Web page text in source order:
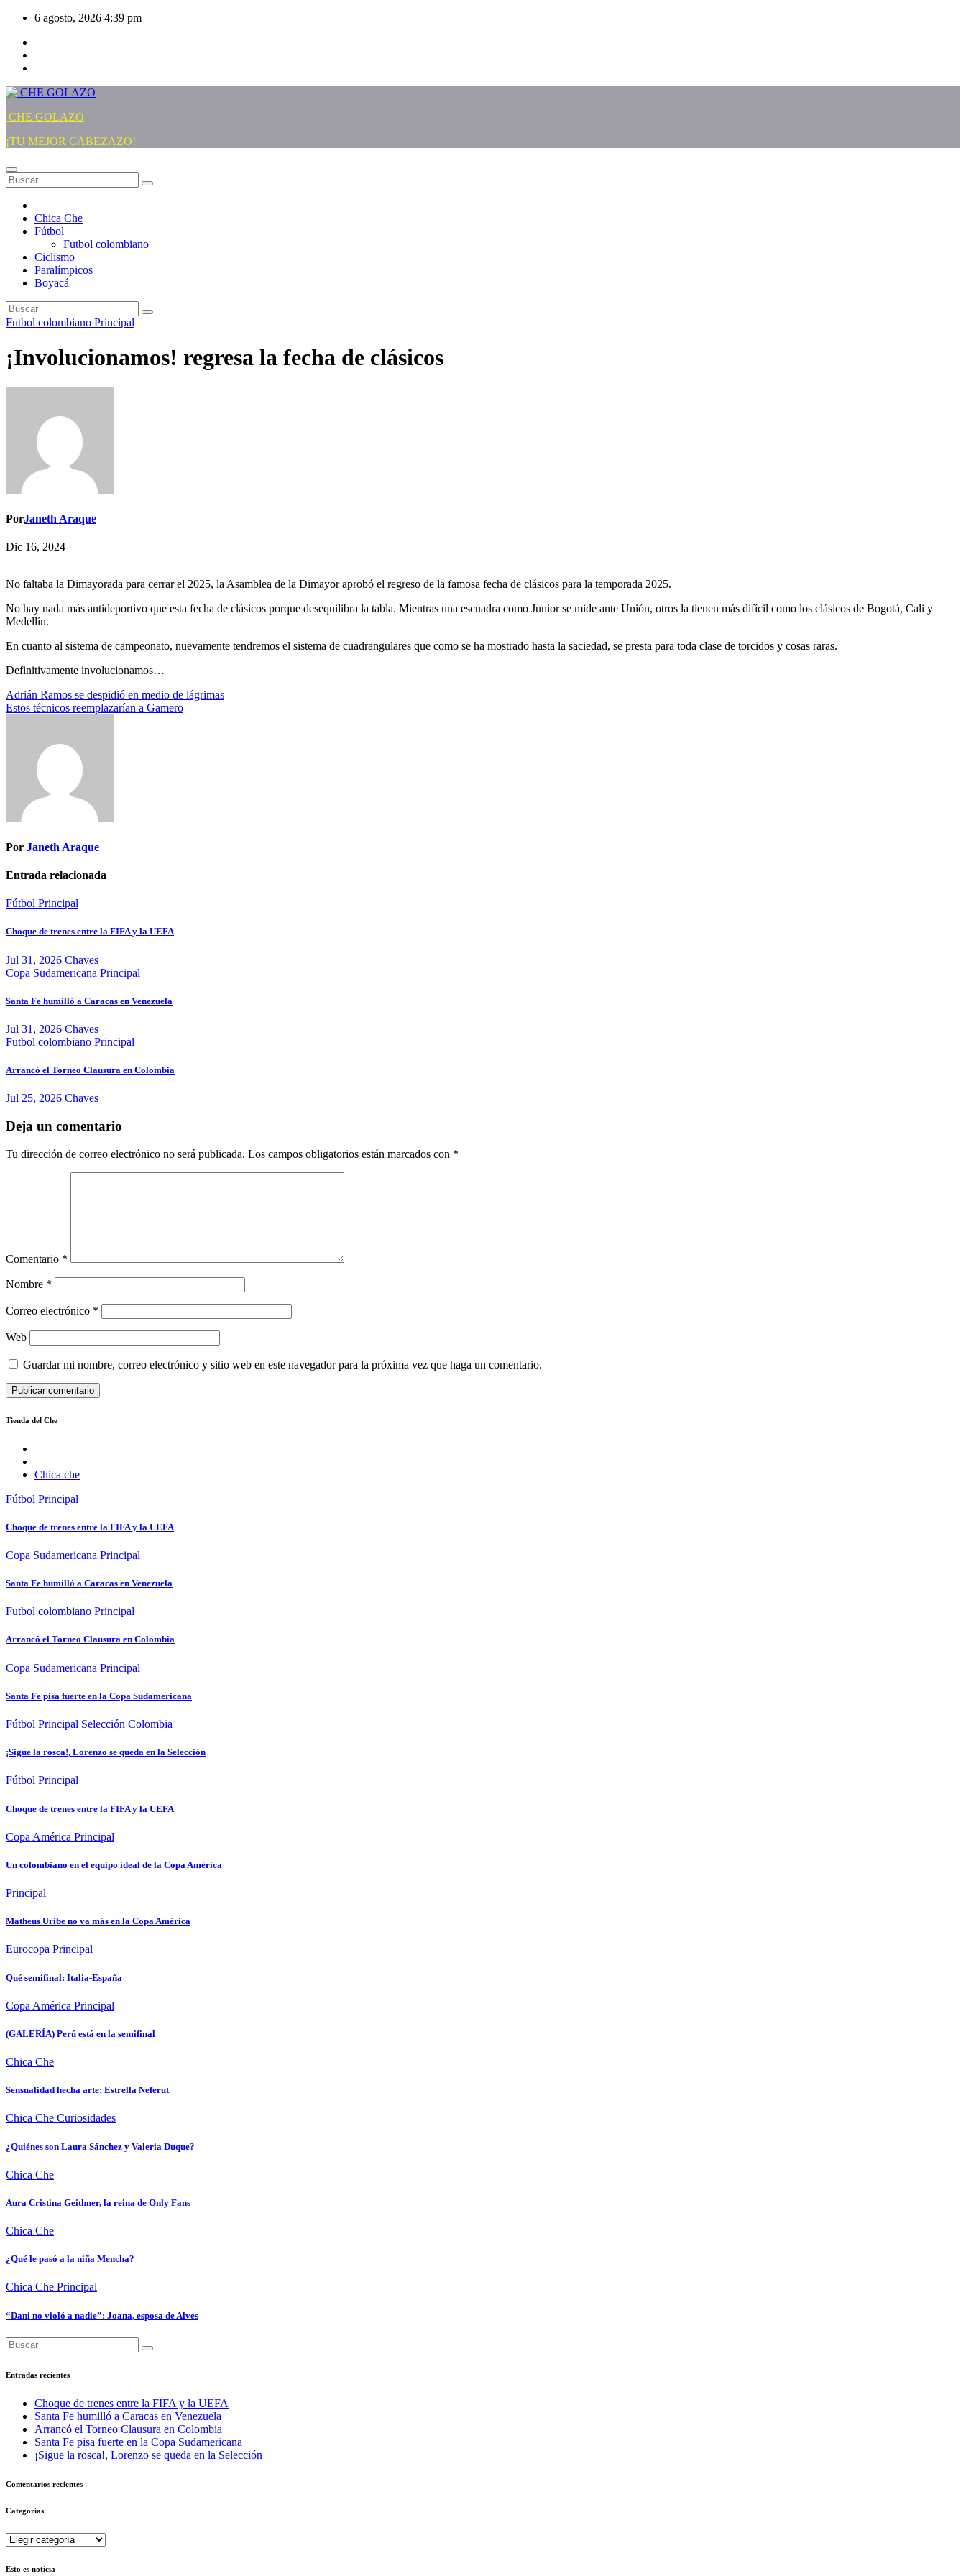
Saltar
contenido
6 agosto, 2026 4:39 pm
CHE GOLAZO
¡TU MEJOR CABEZAZO!
Chica Che
Fútbol
Futbol colombiano
Ciclismo
Paralímpicos
Boyacá
Futbol colombiano Principal
¡Involucionamos! regresa la fecha de clásicos
PorJaneth Araque
Dic 16, 2024
No faltaba la Dimayorada para cerrar el 2025, la Asamblea de la Dimayor aprobó el regreso de la famosa fecha de clásicos para la temporada 2025.
No hay nada más antideportivo que esta fecha de clásicos porque desequilibra la tabla. Mientras una escuadra como Junior se mide ante Unión, otros la tienen más difícil como los clásicos de Bogotá, Cali y
Medellín.
En cuanto al sistema de campeonato, nuevamente tendremos el sistema de cuadrangulares que como se ha mostrado hasta la saciedad, se presta para toda clase de torcidos y cosas raras.
Definitivamente involucionamos…
Navegación
de
Adrián Ramos se despidió en medio de lágrimas
Estos técnicos reemplazarían a Gamero
Por Janeth Araque
Entrada relacionada
Fútbol Principal
Choque de trenes entre la FIFA y la UEFA
Jul 31, 2026 Chaves
Copa Sudamericana Principal
Santa Fe humilló a Caracas en Venezuela
Jul 31, 2026 Chaves
Futbol colombiano Principal
Arrancó el Torneo Clausura en Colombia
Jul 25, 2026 Chaves
Deja un comentario
Tu dirección de correo electrónico no será publicada. Los campos obligatorios están marcados con *
Comentario *
Nombre *
Correo electrónico *
Web
Guardar mi nombre, correo electrónico y sitio web en este navegador para la próxima vez que haga un comentario.
Tienda del Che
Chica che
Fútbol Principal
Choque de trenes entre la FIFA y la UEFA
Copa Sudamericana Principal
Santa Fe humilló a Caracas en Venezuela
Futbol colombiano Principal
Arrancó el Torneo Clausura en Colombia
Copa Sudamericana Principal
Santa Fe pisa fuerte en la Copa Sudamericana
Fútbol Principal Selección Colombia
¡Sigue la rosca!, Lorenzo se queda en la Selección
Fútbol Principal
Choque de trenes entre la FIFA y la UEFA
Copa América Principal
Un colombiano en el equipo ideal de la Copa América
Principal
Matheus Uribe no va más en la Copa América
Eurocopa Principal
Qué semifinal: Italia-España
Copa América Principal
(GALERÍA) Perú está en la semifinal
Chica Che
Sensualidad hecha arte: Estrella Neferut
Chica Che Curiosidades
¿Quiénes son Laura Sánchez y Valeria Duque?
Chica Che
Aura Cristina Geithner, la reina de Only Fans
Chica Che
¿Qué le pasó a la niña Mencha?
Chica Che Principal
“Dani no violó a nadie”: Joana, esposa de Alves
Entradas recientes
Choque de trenes entre la FIFA y la UEFA
Santa Fe humilló a Caracas en Venezuela
Arrancó el Torneo Clausura en Colombia
Santa Fe pisa fuerte en la Copa Sudamericana
¡Sigue la rosca!, Lorenzo se queda en la Selección
Comentarios recientes
Categorías
Categorías
Esto es noticia